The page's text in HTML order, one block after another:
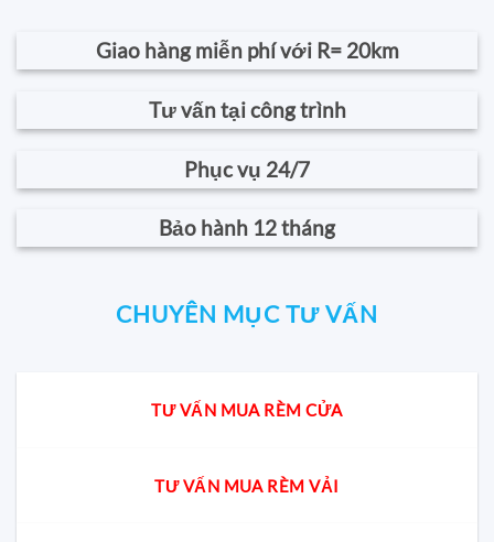
Giao hàng miễn phí với R= 20km
Tư vấn tại công trình
Phục vụ 24/7
Bảo hành 12 tháng
CHUYÊN MỤC TƯ VẤN
TƯ VẤN MUA RÈM CỬA
TƯ VẤN MUA RÈM VẢI